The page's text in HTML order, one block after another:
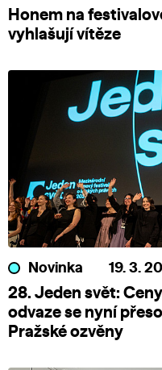
Honem na
vyhlašují vítěze
Novinka 19. 3.
28. Jeden svět:
odvaze se nyní
Pražské ozvěny